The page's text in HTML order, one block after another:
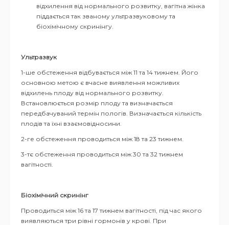
відхилення від нормального розвитку, вагітна жінка
піддається так званому ультразвуковому та
біохімічному скринінгу.
Ультразвук
1-ше обстеження відбувається між 11 та 14 тижнем. Його
основною метою є вчасне виявлення можливих
відхилень плоду від нормального розвитку.
Встановлюється розмір плоду та визначається
передбачуваний термін пологів. Визначається кількість
плодів та їхні взаємовідносини.
2-ге обстеження проводиться між 18 та 23 тижнем.
3-тє обстеження проводиться між 30 та 32 тижнем
вагітності.
Біохімічний скринінг
Проводиться між 16 та 17 тижнем вагітності, під час якого
виявляються три рівні гормонів у крові. При